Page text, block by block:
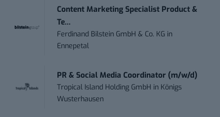
Content Marketing Specialist Product &
Te...
Ferdinand Bilstein GmbH & Co. KG in
Ennepetal
PR & Social Media Coordinator (m/w/d)
Tropical Island Holding GmbH in Königs
Wusterhausen